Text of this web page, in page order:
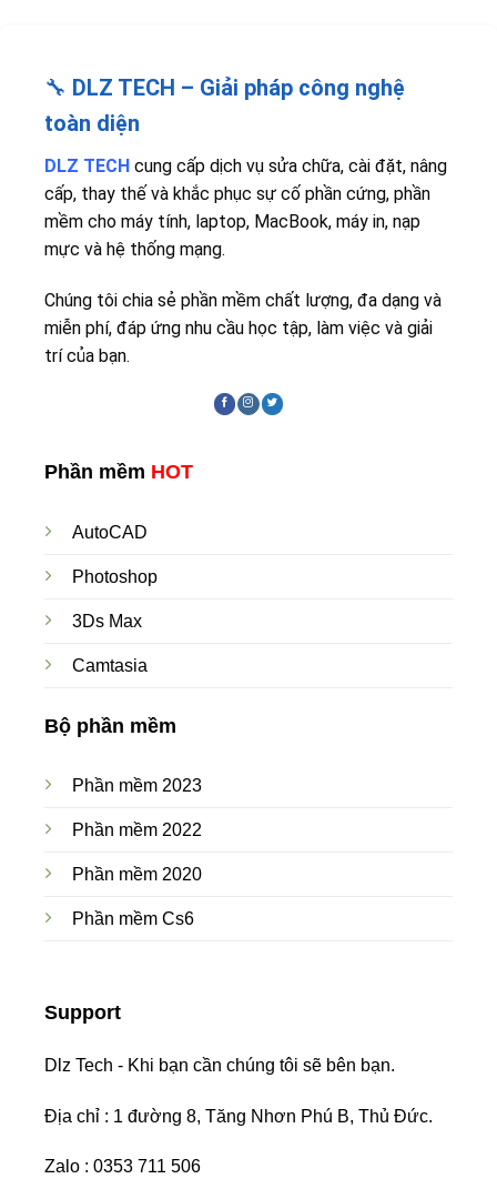
🔧 DLZ TECH – Giải pháp công nghệ
toàn diện
DLZ TECH cung cấp dịch vụ sửa chữa, cài đặt, nâng
cấp, thay thế và khắc phục sự cố phần cứng, phần
mềm cho máy tính, laptop, MacBook, máy in, nạp
mực và hệ thống mạng.
Chúng tôi chia sẻ phần mềm chất lượng, đa dạng và
miễn phí, đáp ứng nhu cầu học tập, làm việc và giải
trí của bạn.
Phần mềm HOT
AutoCAD
Photoshop
3Ds Max
Camtasia
Bộ phần mềm
Phần mềm 2023
Phần mềm 2022
Phần mềm 2020
Phần mềm Cs6
Support
Dlz Tech - Khi bạn cần chúng tôi sẽ bên bạn.
Địa chỉ : 1 đường 8, Tăng Nhơn Phú B, Thủ Đức.
Zalo : 0353 711 506